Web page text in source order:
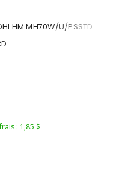
HM MH70W/U/PSSTD
: 1,85 $